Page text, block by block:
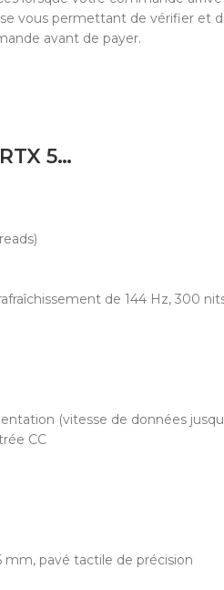
vous permettant de vérifier et
avant de payer.
LAPTOP ASUS V3607V INTEL CORE 7 240H 16GB 1TB SSD RTX 5060 8GB 16 FHD
de 144 Hz, 300
(vitesse de données
CC
mm, pavé tactile de précision